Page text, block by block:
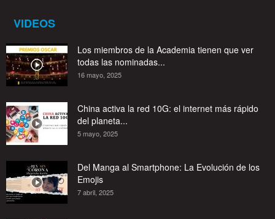
VIDEOS
Los miembros de la Academia tienen que ver
todas las nominadas...
16 mayo, 2025
China activa la red 10G: el internet más rápido
del planeta...
5 mayo, 2025
Del Manga al Smartphone: La Evolución de los
Emojis
7 abril, 2025